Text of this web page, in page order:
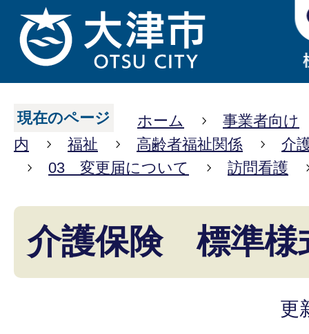
現在のページ ホーム
事業者向け
内
福祉 高齢者福祉関係
介
03 変更届について
訪問看護
介護保険 標準様
更